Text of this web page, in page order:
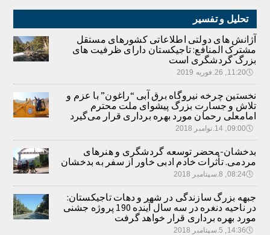
تحلیل و تفسیر
آژانش های دولتی اطلاعاتی کشورهای مستقل
مشترک المنافع: تاجیکستان دارای ظرفیت های
بزرگ گردشگری است
🕔11:20, 26.فوریه 2019
نخستین چرخه نیروگاه برق آبی “راغون” با عزم و
تلاش و جسارت بزرگ پیشوای ملت محترم
امامعلی رحمان مورد بهره برداری قرار می‌گیرد
🕔09:00, 14.نوامبر 2018
بدخشان-محضر توسعه گردشگری و هنرهای
مردمی. تأثرات خادم ادبی خاور از سفر به بدخشان
🕔08:24, 8.سپتامبر 2018
جبهه بزرگ سازندگی در شهر و دهات تاجیکستان:
در ناحیه دنغره در سه سال آینده 190 پروژه جشنی
مورد بهره برداری قرار خواهد گرفت
🕔14:36, 5.سپتامبر 2018